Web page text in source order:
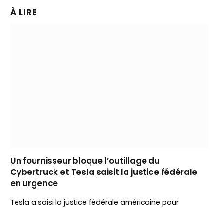
À LIRE
Un fournisseur bloque l’outillage du
Cybertruck et Tesla saisit la justice fédérale
en urgence
Tesla a saisi la justice fédérale américaine pour